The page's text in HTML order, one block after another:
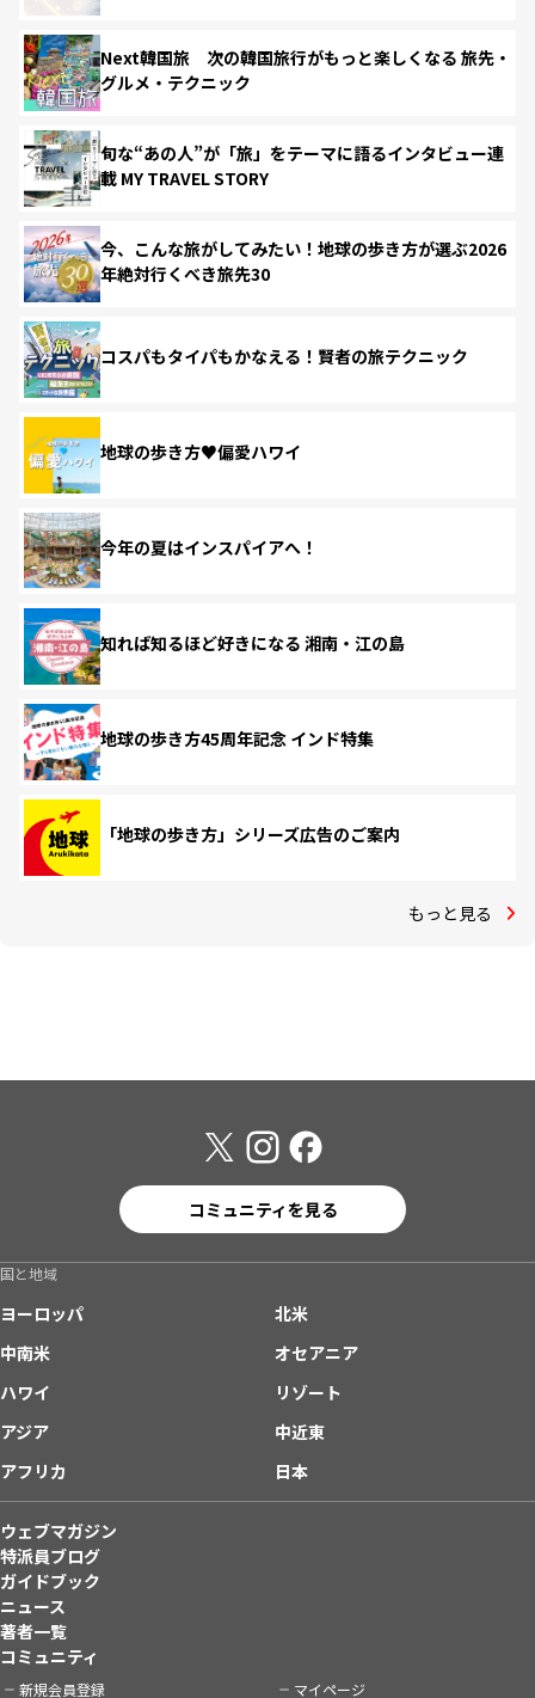
Next韓国旅 次の韓国旅行がもっと楽しくなる 旅先・
グルメ・テクニック
旬な“あの人”が「旅」をテーマに語るインタビュー連
載 MY TRAVEL STORY
今、こんな旅がしてみたい！地球の歩き方が選ぶ2026
年絶対行くべき旅先30
コスパもタイパもかなえる！賢者の旅テクニック
地球の歩き方♥偏愛ハワイ
今年の夏はインスパイアへ！
知れば知るほど好きになる 湘南・江の島
地球の歩き方45周年記念 インド特集
「地球の歩き方」シリーズ広告のご案内
もっと見る
コミュニティを見る
国と地域
ヨーロッパ
北米
中南米
オセアニア
ハワイ
リゾート
アジア
中近東
アフリカ
日本
ウェブマガジン
特派員ブログ
ガイドブック
ニュース
著者一覧
コミュニティ
新規会員登録 マイページ